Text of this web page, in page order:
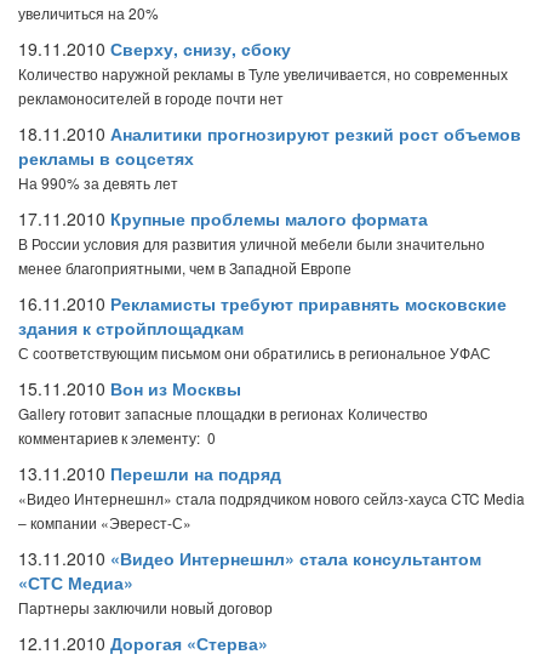
увеличиться на 20%
19.11.2010 Сверху, снизу, сбоку
Количество наружной рекламы в Туле увеличивается, но современных
рекламоносителей в городе почти нет
18.11.2010 Аналитики прогнозируют резкий рост объемов
рекламы в соцсетях
На 990% за девять лет
17.11.2010 Крупные проблемы малого формата
В России условия для развития уличной мебели были значительно
менее благоприятными, чем в Западной Европе
16.11.2010 Рекламисты требуют приравнять московские
здания к стройплощадкам
С соответствующим письмом они обратились в региональное УФАС
15.11.2010 Вон из Москвы
Gallery готовит запасные площадки в регионах Количество
комментариев к элементу: 0
13.11.2010 Перешли на подряд
«Видео Интернешнл» стала подрядчиком нового сейлз-хауса CTC Media
– компании «Эверест-С»
13.11.2010 «Видео Интернешнл» стала консультантом
«СТС Медиа»
Партнеры заключили новый договор
12.11.2010 Дорогая «Стерва»